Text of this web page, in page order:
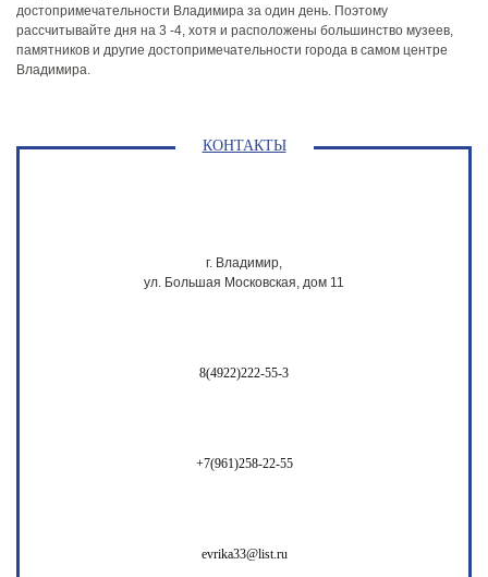
достопримечательности Владимира за один день. Поэтому
рассчитывайте дня на 3 -4, хотя и расположены большинство музеев,
памятников и другие достопримечательности города в самом центре
Владимира.
КОНТАКТЫ
г. Владимир,
ул. Большая Московская, дом 11
8(4922)222-55-3
+7(961)258-22-55
evrika33@list.ru